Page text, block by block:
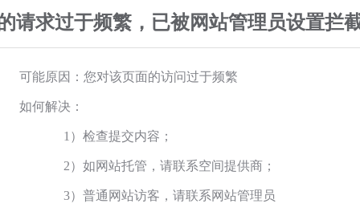
请求过于频繁，已被网站管理员设置拦
可能原因：您对该页面的访问过于频繁
如何解决：
1）检查提交内容；
2）如网站托管，请联系空间提供商；
3）普通网站访客，请联系网站管理员